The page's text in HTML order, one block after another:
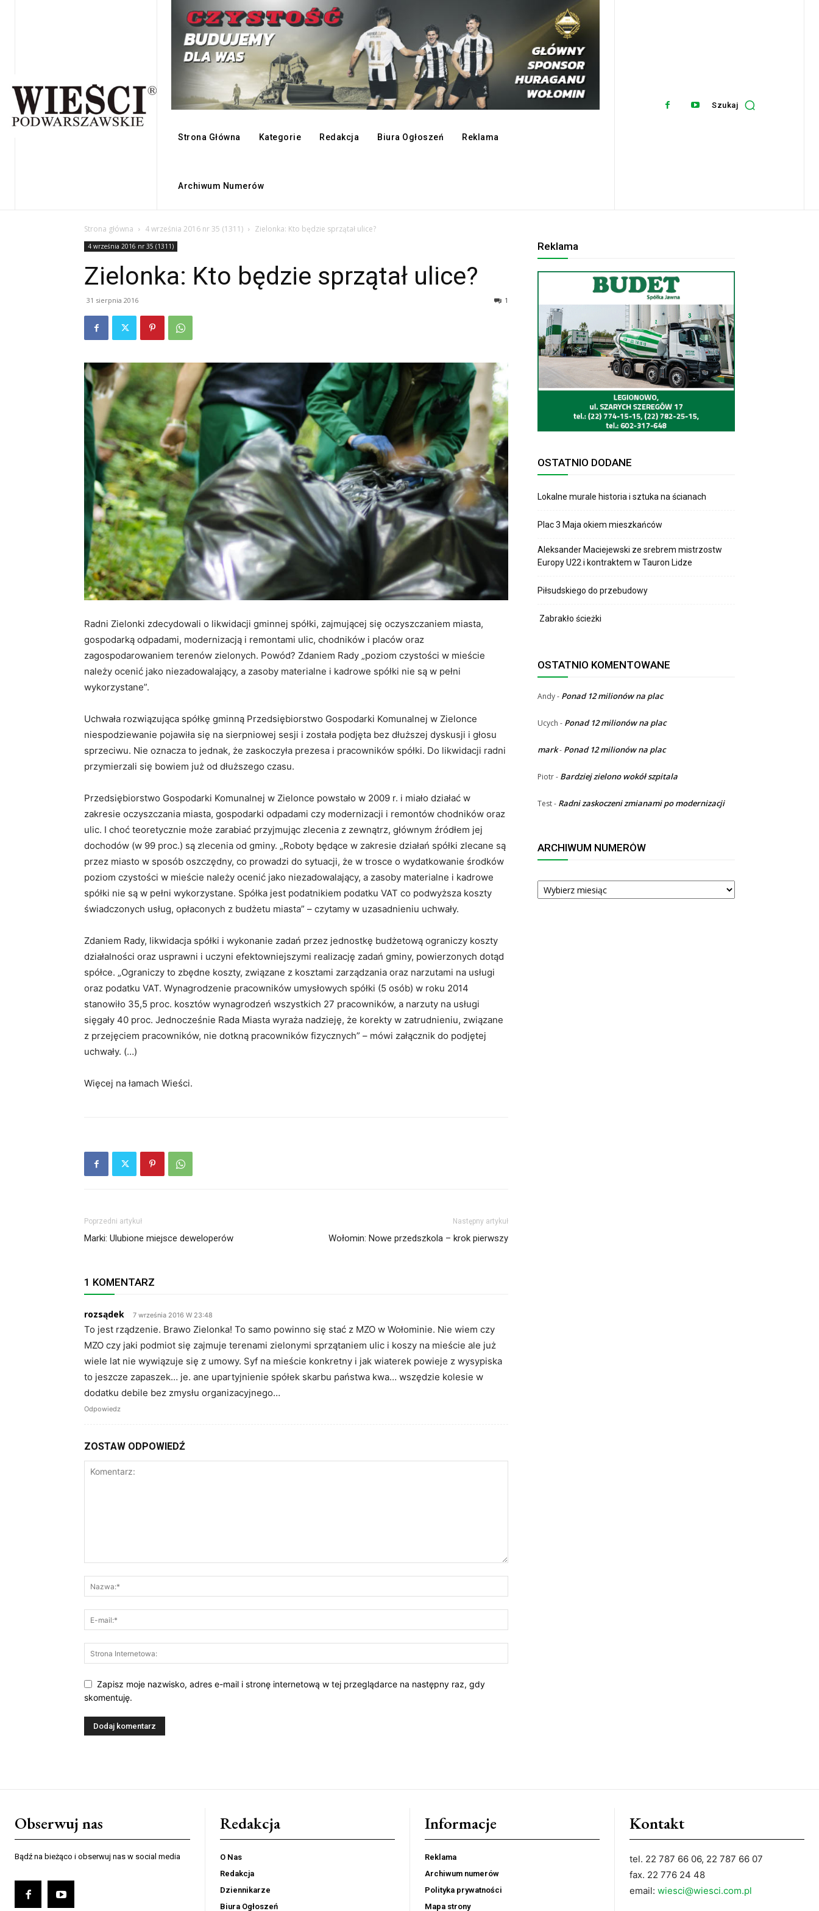
Strona Główna Kategorie Redakcja Biura Ogłoszeń Reklama
Archiwum Numerów
Szukaj
Strona główna 4 września 2016 nr 35 (1311) Zielonka: Kto będzie sprzątał ulice?
4 września 2016 nr 35 (1311)
Zielonka: Kto będzie sprzątał ulice?
31 sierpnia 2016 1
Radni Zielonki zdecydowali o likwidacji gminnej spółki, zajmującej się oczyszczaniem miasta,
gospodarką odpadami, modernizacją i remontami ulic, chodników i placów oraz
zagospodarowaniem terenów zielonych. Powód? Zdaniem Rady „poziom czystości w mieście
należy ocenić jako niezadowalający, a zasoby materialne i kadrowe spółki nie są w pełni
wykorzystane”.
Uchwała rozwiązująca spółkę gminną Przedsiębiorstwo Gospodarki Komunalnej w Zielonce
niespodziewanie pojawiła się na sierpniowej sesji i została podjęta bez dłuższej dyskusji i głosu
sprzeciwu. Nie oznacza to jednak, że zaskoczyła prezesa i pracowników spółki. Do likwidacji radni
przymierzali się bowiem już od dłuższego czasu.
Przedsiębiorstwo Gospodarki Komunalnej w Zielonce powstało w 2009 r. i miało działać w
zakresie oczyszczania miasta, gospodarki odpadami czy modernizacji i remontów chodników oraz
ulic. I choć teoretycznie może zarabiać przyjmując zlecenia z zewnątrz, głównym źródłem jej
dochodów (w 99 proc.) są zlecenia od gminy. „Roboty będące w zakresie działań spółki zlecane są
przez miasto w sposób oszczędny, co prowadzi do sytuacji, że w trosce o wydatkowanie środków
poziom czystości w mieście należy ocenić jako niezadowalający, a zasoby materialne i kadrowe
spółki nie są w pełni wykorzystane. Spółka jest podatnikiem podatku VAT co podwyższa koszty
świadczonych usług, opłaconych z budżetu miasta” – czytamy w uzasadnieniu uchwały.
Zdaniem Rady, likwidacja spółki i wykonanie zadań przez jednostkę budżetową ograniczy koszty
działalności oraz usprawni i uczyni efektowniejszymi realizację zadań gminy, powierzonych dotąd
spółce. „Ograniczy to zbędne koszty, związane z kosztami zarządzania oraz narzutami na usługi
oraz podatku VAT. Wynagrodzenie pracowników umysłowych spółki (5 osób) w roku 2014
stanowiło 35,5 proc. kosztów wynagrodzeń wszystkich 27 pracowników, a narzuty na usługi
sięgały 40 proc. Jednocześnie Rada Miasta wyraża nadzieję, że korekty w zatrudnieniu, związane
z przejęciem pracowników, nie dotkną pracowników fizycznych” – mówi załącznik do podjętej
uchwały. (…)
Więcej na łamach Wieści.
Poprzedni artykuł
Marki: Ulubione miejsce deweloperów
Następny artykuł
Wołomin: Nowe przedszkola – krok pierwszy
1 KOMENTARZ
rozsądek 7 września 2016 W 23:48
To jest rządzenie. Brawo Zielonka! To samo powinno się stać z MZO w Wołominie. Nie wiem czy
MZO czy jaki podmiot się zajmuje terenami zielonymi sprzątaniem ulic i koszy na mieście ale już
wiele lat nie wywiązuje się z umowy. Syf na mieście konkretny i jak wiaterek powieje z wysypiska
to jeszcze zapaszek… je. ane upartyjnienie spółek skarbu państwa kwa… wszędzie kolesie w
dodatku debile bez zmysłu organizacyjnego…
Odpowiedz
ZOSTAW ODPOWIEDŹ
Zapisz moje nazwisko, adres e-mail i stronę internetową w tej przeglądarce na następny raz, gdy
skomentuję.
Reklama
OSTATNIO DODANE
Lokalne murale historia i sztuka na ścianach
Plac 3 Maja okiem mieszkańców
Aleksander Maciejewski ze srebrem mistrzostw
Europy U22 i kontraktem w Tauron Lidze
Piłsudskiego do przebudowy
Zabrakło ścieżki
OSTATNIO KOMENTOWANE
Andy- Ponad 12 milionów na plac
Ucych - Ponad 12 milionów na plac
mark- Ponad 12 milionów na plac
Piotr- Bardziej zielono wokół szpitala
Test- Radni zaskoczeni zmianami po modernizacji
ARCHIWUM NUMERÓW
ARCHIWUM
NUMERÓW
Obserwuj nas
Bądź na bieżąco i obserwuj nas w social media
Redakcja
O Nas
Redakcja
Dziennikarze
Biura Ogłoszeń
Informacje
Reklama
Archiwum numerów
Polityka prywatności
Mapa strony
Kontakt
tel. 22 787 66 06, 22 787 66 07
fax. 22 776 24 48
email: wiesci@wiesci.com.pl